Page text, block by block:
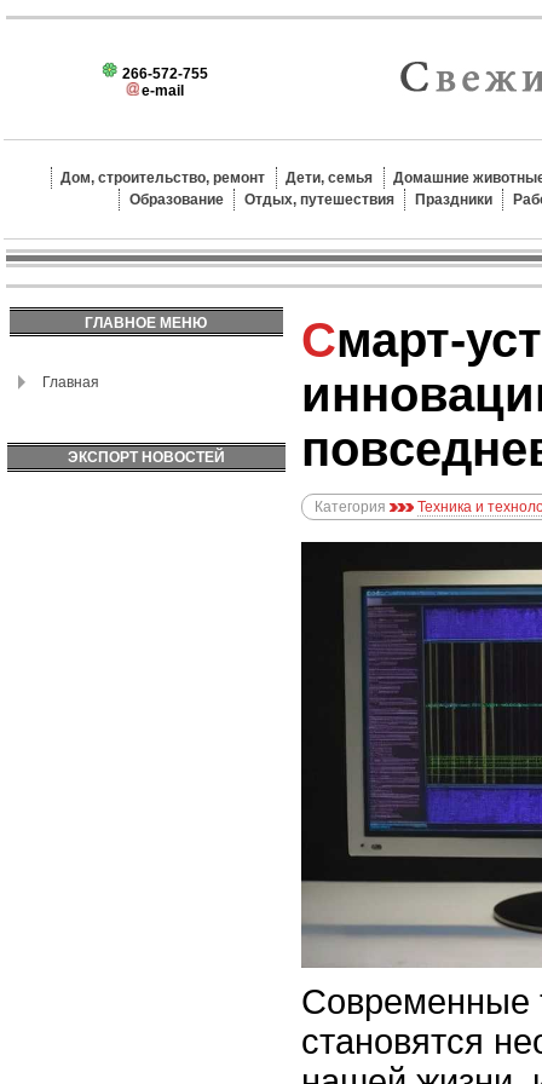
266-572-755
e-mail
Дом, строительство, ремонт Дети, семья
Домашние
Образование
Отдых, путешествия Праздники
ГЛАВНОЕ МЕНЮ
Главная
ЭКСПОРТ НОВОСТЕЙ
Смарт-устройства:
Категория Техника и
Современные
становятся